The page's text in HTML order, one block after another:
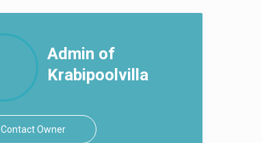
Admin of
Krabipoolvilla
Contact Owner